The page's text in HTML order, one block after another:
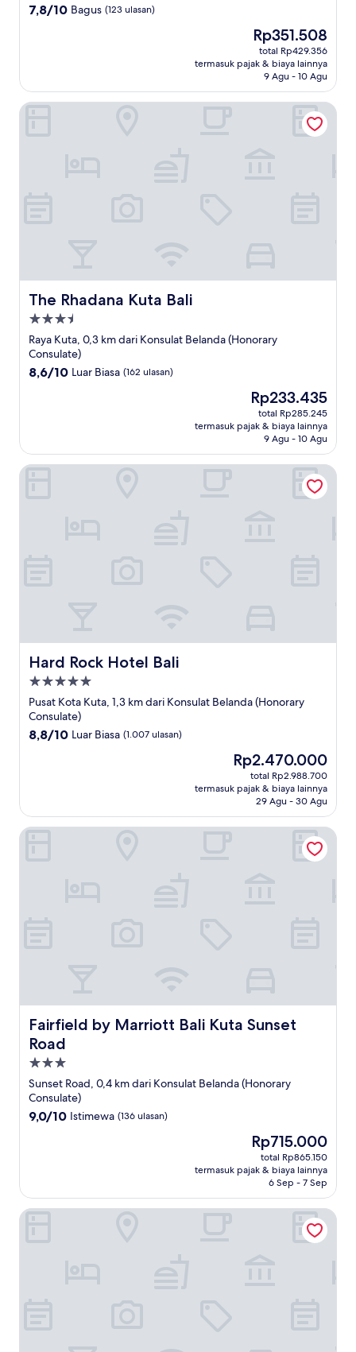
7.8
7,8/10 Bagus (123 ulasan)
Harga
sekarang
Rp351.508
Rp351.508
total Rp429.356
termasuk pajak & biaya lainnya
9 Agu - 10 Agu
The Rhadana Kuta Bali
The Rhadana Kuta Bali
Properti
bintang
3.5
Raya Kuta, 0,3 km dari Konsulat Belanda (Honorary
Consulate)
8.6
ulasan)
8,6/10 Luar Biasa (162 ulasan)
Harga
sekarang
Rp233.435
Rp233.435
total Rp285.245
termasuk pajak & biaya lainnya
9 Agu - 10 Agu
The Rhadana Kuta Bali
Hard Rock Hotel Bali
Hard Rock Hotel Bali
Properti
bintang
5.0
Pusat Kota Kuta, 1,3 km dari Konsulat Belanda (Honorary
Consulate)
8.8
ulasan)
8,8/10 Luar Biasa (1.007 ulasan)
Harga
sekarang
Rp2.470.000
Rp2.470.000
total Rp2.988.700
termasuk pajak & biaya lainnya
29 Agu - 30 Agu
Hard Rock Hotel Bali
Fairfield by Marriott Bali Kuta Sunset
Road
Fairfield by Marriott Bali Kuta Sunset Road
Properti
bintang
3.0
Sunset Road, 0,4 km dari Konsulat Belanda (Honorary
Consulate)
9.0
9,0/10 Istimewa (136 ulasan)
Harga
sekarang
Rp715.000
Rp715.000
total Rp865.150
termasuk pajak & biaya lainnya
6 Sep - 7 Sep
Fairfield by Marriott Bali Kuta Sunset Road
The Kana Kuta